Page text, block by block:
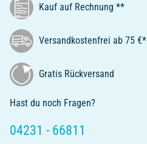
Kauf auf Rechnung **
Versandkostenfrei ab 75 €*
Gratis Rückversand
Hast du noch Fragen?
04231 - 66811